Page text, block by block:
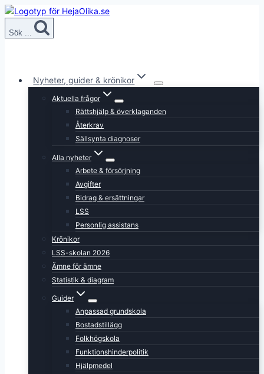
Skip
content
Sök ...
Nyheter, guider & krönikor
Aktuella frågor
Rättshjälp & överklaganden
Återkrav
Sällsynta diagnoser
Alla nyheter
Arbete & försörjning
Avgifter
Bidrag & ersättningar
LSS
Personlig assistans
Krönikor
LSS-skolan 2026
Ämne för ämne
Statistik & diagram
Guider
Anpassad grundskola
Bostadstillägg
Folkhögskola
Funktionshinderpolitik
Hjälpmedel